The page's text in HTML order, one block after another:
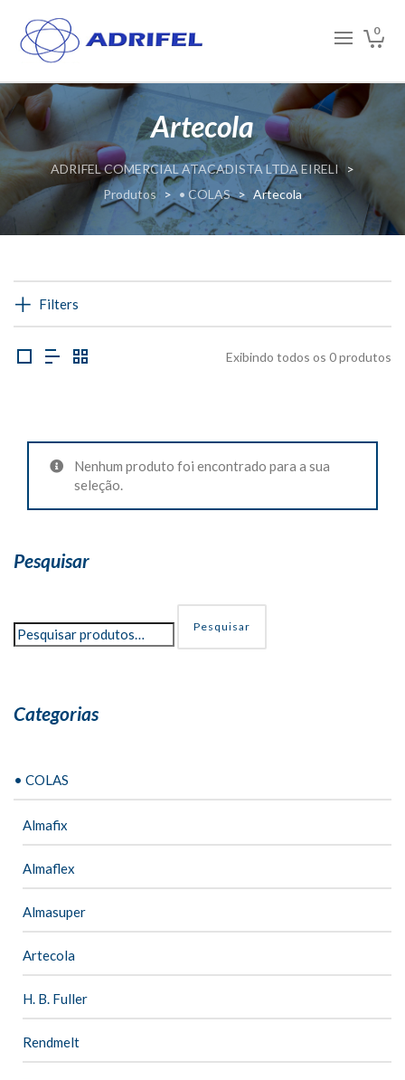
0
Artecola
ADRIFEL COMERCIAL ATACADISTA LTDA EIRELI
>
Produtos > • COLAS > Artecola
Filters
Exibindo todos os 0 produtos
Nenhum produto foi encontrado para a sua
seleção.
Pesquisar
Pesquisar
Categorias
• COLAS
Almafix
Almaflex
Almasuper
Artecola
H. B. Fuller
Rendmelt